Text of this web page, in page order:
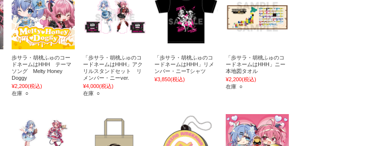
歩サラ・胡桃ふゅのコー
ドネームはHHH テーマ
ソング Melty Honey
Doggy
¥2,200(税込)
在庫 ○
「歩サラ・胡桃ふゅのコ
ードネームはHHH」アク
リルスタンドセット リ
メンバー・ニーver.
¥4,000(税込)
在庫 ○
「歩サラ・胡桃ふゅのコ
ードネームはHHH」リメ
ンバー・ニーTシャツ
¥3,850(税込)
「歩サラ・胡桃ふゅのコ
ードネームはHHH」ニー
本地図タオル
¥2,200(税込)
在庫 ○